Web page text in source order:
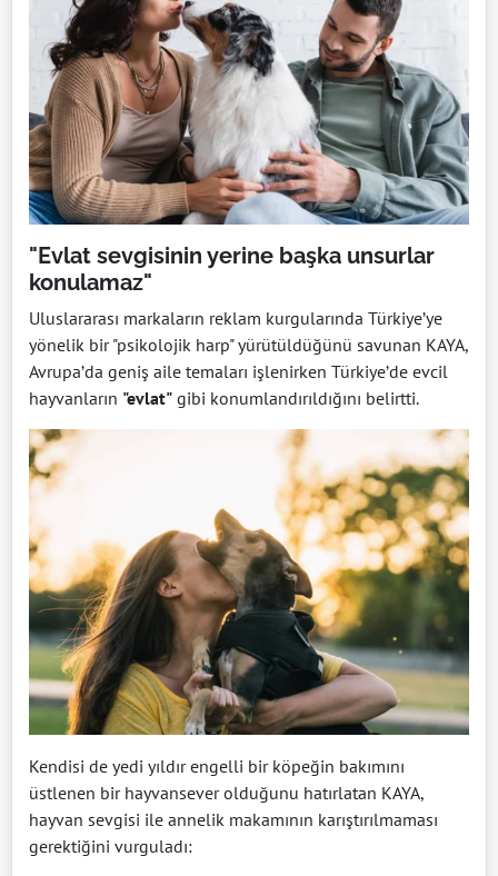
"Evlat sevgisinin yerine başka unsurlar
konulamaz"
Uluslararası markaların reklam kurgularında Türkiye’ye
yönelik bir "psikolojik harp" yürütüldüğünü savunan KAYA,
Avrupa’da geniş aile temaları işlenirken Türkiye’de evcil
hayvanların "evlat" gibi konumlandırıldığını belirtti.
Kendisi de yedi yıldır engelli bir köpeğin bakımını
üstlenen bir hayvansever olduğunu hatırlatan KAYA,
hayvan sevgisi ile annelik makamının karıştırılmaması
gerektiğini vurguladı: